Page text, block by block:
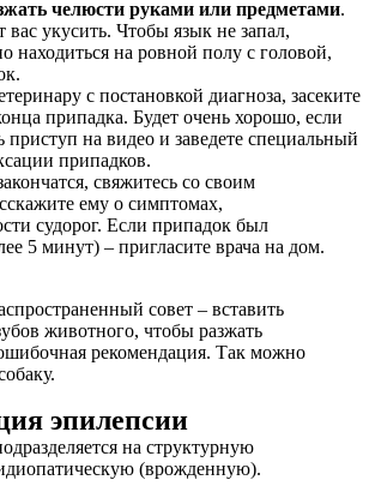
челюсти руками или предметами.
укусить. Чтобы язык не запал,
находиться на ровной полу с головой,
с постановкой диагноза, засеките
припадка. Будет очень хорошо, если
приступ на видео и заведете специальный
припадков.
свяжитесь со своим
ему о симптомах,
судорог. Если припадок был
5 минут) – пригласите врача на дом.
совет – вставить
животного, чтобы разжать
рекомендация. Так можно
эпилепсии
на структурную
(врожденную).